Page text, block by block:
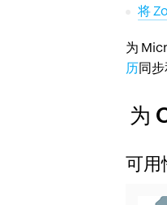
将
为
历同
为
可用